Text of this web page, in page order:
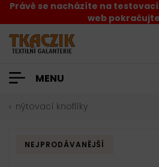
Právě se nacházíte na
web
MENU
nýtovací knoflíky
NEJPRODÁVANĚJŠÍ